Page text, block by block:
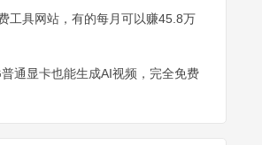
工具网站，有的每月可以赚45.8万
通显卡也能生成AI视频，完全免费